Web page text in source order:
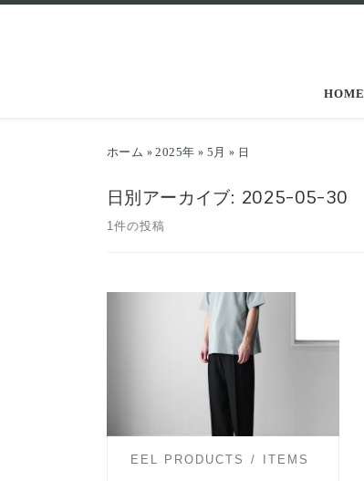
HOME
ホーム » 2025年 » 5月 » 日
日別アーカイブ: 2025-05-30
1件の投稿
人気アイテムが各色少数づつですが再
入荷しました。 EEL Products（イール
プロダクツ）の半 […]
EEL PRODUCTS ITEMS